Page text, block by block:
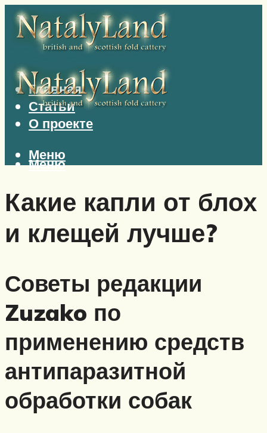
Главная
Статьи
О проекте
Меню
Меню
Какие капли от блох
и клещей лучше?
Советы редакции
Zuzako по
применению средств
антипаразитной
обработки собак